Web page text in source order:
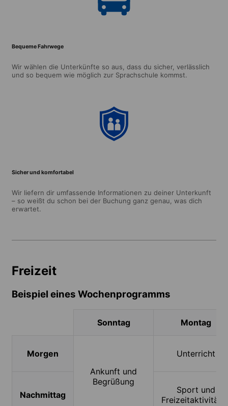
Bequeme Fahrwege
Wir wählen die Unterkünfte so aus, dass du sicher, verlässlich
und so bequem wie möglich zur Sprachschule kommst.
Sicher und komfortabel
Wir liefern dir umfassende Informationen zu deiner Unterkunft
– so weißt du schon bei der Buchung ganz genau, was dich
erwartet.
Freizeit
Beispiel eines Wochenprogramms
Sonntag Montag
Morgen
Ankunft und
Begrüßung
Unterricht
Nachmittag
Sport und